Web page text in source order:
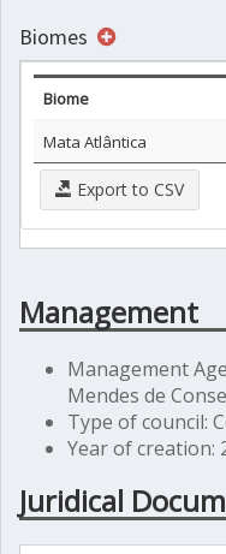
Biomes
Biome
Mata Atlântica
Export to CSV
Management
Management
Mendes de
Type of council:
Year of creation:
Juridical